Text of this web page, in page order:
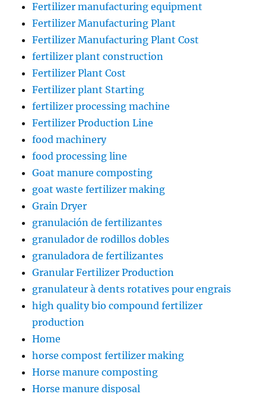
Fertilizer manufacturing equipment
Fertilizer Manufacturing Plant
Fertilizer Manufacturing Plant Cost
fertilizer plant construction
Fertilizer Plant Cost
Fertilizer plant Starting
fertilizer processing machine
Fertilizer Production Line
food machinery
food processing line
Goat manure composting
goat waste fertilizer making
Grain Dryer
granulación de fertilizantes
granulador de rodillos dobles
granuladora de fertilizantes
Granular Fertilizer Production
granulateur à dents rotatives pour engrais
high quality bio compound fertilizer
production
Home
horse compost fertilizer making
Horse manure composting
Horse manure disposal